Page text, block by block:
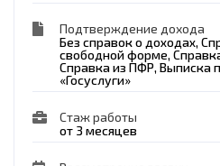
Подтверждение дохода
Без справок о доходах,
свободной форме,
Справка из ПФР, Выписка
«Госуслуги»
Стаж работы
от 3 месяцев